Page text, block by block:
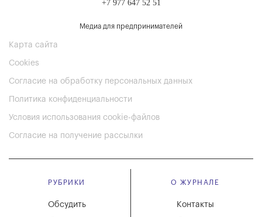
+7 977 647 52 51
Медиа для предпринимателей
Карта сайта
Cookies
Согласие на обработку персональных данных
Политика конфиденциальности
Условия использования cookie-файлов
Согласие на получение рассылки
РУБРИКИ
Обсудить
О ЖУРНАЛЕ
Контакты